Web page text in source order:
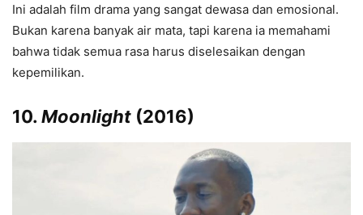
Ini adalah film drama yang sangat dewasa dan emosional.
Bukan karena banyak air mata, tapi karena ia memahami
bahwa tidak semua rasa harus diselesaikan dengan
kepemilikan.
10. Moonlight (2016)